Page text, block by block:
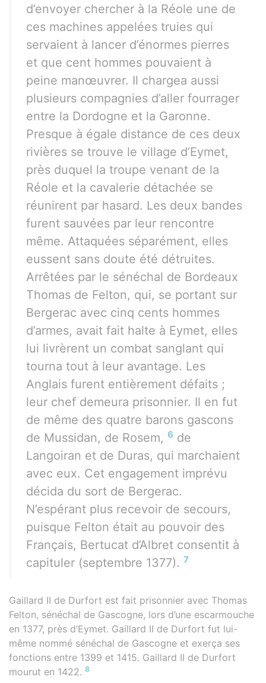
d’envoyer chercher à la Réole une de
ces machines appelées truies qui
servaient à lancer d’énormes pierres
et que cent hommes pouvaient à
peine manœuvrer. Il chargea aussi
plusieurs compagnies d’aller fourrager
entre la Dordogne et la Garonne.
Presque à égale distance de ces deux
rivières se trouve le village d’Eymet,
près duquel la troupe venant de la
Réole et la cavalerie détachée se
réunirent par hasard. Les deux bandes
furent sauvées par leur rencontre
même. Attaquées séparément, elles
eussent sans doute été détruites.
Arrêtées par le sénéchal de Bordeaux
Thomas de Felton, qui, se portant sur
Bergerac avec cinq cents hommes
d’armes, avait fait halte à Eymet, elles
lui livrèrent un combat sanglant qui
tourna tout à leur avantage. Les
Anglais furent entièrement défaits ;
leur chef demeura prisonnier. Il en fut
de même des quatre barons gascons
de Mussidan, de Rosem, 6 de
Langoiran et de Duras, qui marchaient
avec eux. Cet engagement imprévu
décida du sort de Bergerac.
N’espérant plus recevoir de secours,
puisque Felton était au pouvoir des
Français, Bertucat d’Albret consentit à
capituler (septembre 1377). 7
Gaillard II de Durfort est fait prisonnier avec Thomas
Felton, sénéchal de Gascogne, lors d’une escarmouche
en 1377, près d’Eymet. Gaillard II de Durfort fut lui-
même nommé sénéchal de Gascogne et exerça ses
fonctions entre 1399 et 1415. Gaillard II de Durfort
mourut en 1422. 8